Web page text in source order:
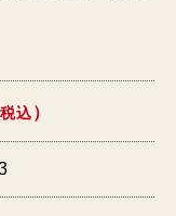
税込）